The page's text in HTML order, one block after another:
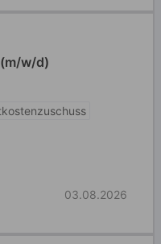
w/d)
03.08.2026